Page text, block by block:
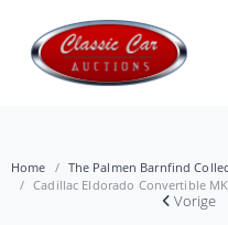
Home
The Palmen Barnfind
Cadillac Eldorado Convertible
Vorige